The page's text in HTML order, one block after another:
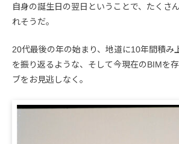
自身の誕生日の翌日ということで、たくさ
れそうだ。
20代最後の年の始まり、地道に10年間積み
を振り返るような、そして今現在のBIMを
ブをお見逃しなく。